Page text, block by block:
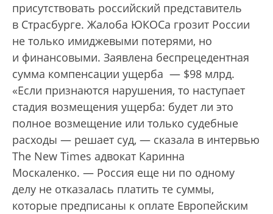
присутствовать российский представитель
в Страсбурге. Жалоба ЮКОСа грозит России
не только имиджевыми потерями, но
и финансовыми. Заявлена беспрецедентная
сумма компенсации ущерба — $98 млрд.
«Если признаются нарушения, то наступает
стадия возмещения ущерба: будет ли это
полное возмещение или только судебные
расходы — решает суд, — сказала в интервью
The New Times адвокат Каринна
Москаленко. — Россия еще ни по одному
делу не отказалась платить те суммы,
которые предписаны к оплате Европейским